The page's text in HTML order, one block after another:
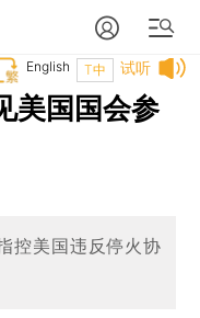
试听
T中
English
美国国会参
控美国违反停火协